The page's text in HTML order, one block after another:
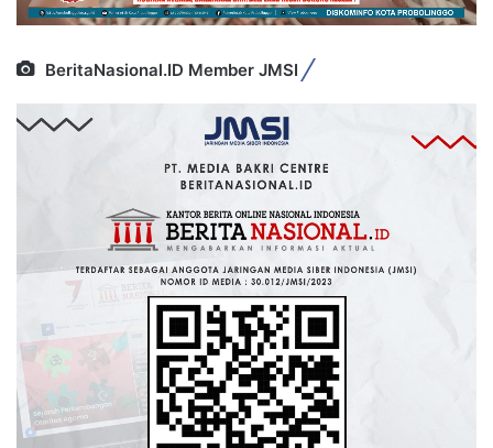
BeritaNasional.ID Member JMSI